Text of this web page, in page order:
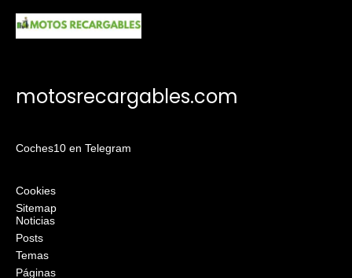
motosrecargables.com
Coches10 en Telegram
Cookies
Sitemap
Noticias
Posts
Temas
Páginas